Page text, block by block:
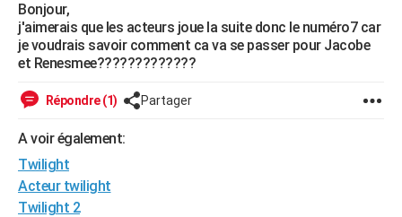
Essais
Réserver un essai
Citadines
Berlines
SUV
Forum auto
+HIGH-TECH
Mobiles
Meilleur smartphone
Internet
Ordinateurs
Jeux vidéo
Guide high-tech
+BRICOLAGE
Forum
Aménagement intérieur
Extérieur
Cuisine
Salle de bains
Jardinage
Rangement
WEEK-END
LIFESTYLE
Art de vivre
Bien-être
Loisirs
Mode
Modes de vie
SANTE
Alimentation
Guide de la santé
Maladies
Médicaments
Sommeil
VOYAGE
Bonjour,
j'aimerais que les acteurs joue la suite donc le numéro7 car
je voudrais savoir comment ca va se passer pour Jacobe
et Renesmee?????????????
Répondre (1) Partager
A voir également:
Twilight
Acteur twilight
Twilight 2